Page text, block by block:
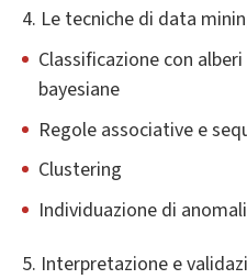
4. Le tecniche di data
Classificazione con
bayesiane
Regole associative e
Clustering
Individuazione di
5. Interpretazione e